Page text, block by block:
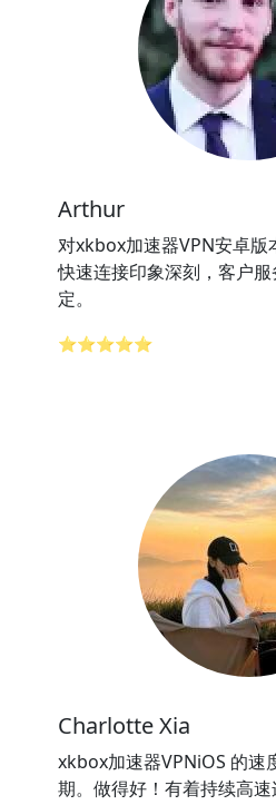
Arthur
对xkbox加速器VPN安卓版
快速连接印象深刻，客户
定。
⭐⭐⭐⭐⭐
Charlotte Xia
xkbox加速器VPNiOS 的速
期。做得好！有着持续高